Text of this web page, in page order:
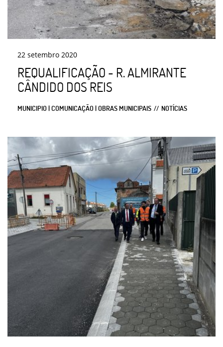
22 setembro 2020
REQUALIFICAÇÃO - R. ALMIRANTE
CÂNDIDO DOS REIS
MUNICIPIO | COMUNICAÇÃO | OBRAS MUNICIPAIS NOTÍCIAS